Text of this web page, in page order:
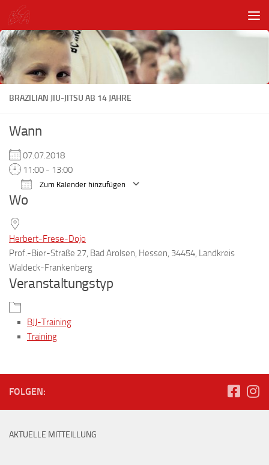
Unter dem Inhalt
BRAZILIAN JIU-JITSU AB 14 JAHRE
Wann
07.07.2018
11:00 - 13:00
Zum Kalender hinzufügen
Wo
Herbert-Frese-Dojo
Prof.-Bier-Straße 27, Bad Arolsen, Hessen, 34454, Landkreis
Waldeck-Frankenberg
Veranstaltungstyp
BJJ-Training
Training
FOLGEN:
AKTUELLE MITTEILLUNG